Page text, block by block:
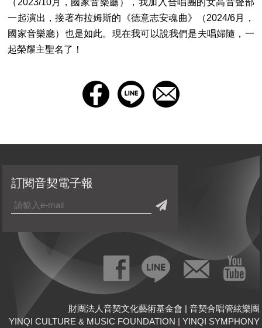
（2023/10月，國家音樂廳），我加入合唱團的女高音聲部
一起演出，接著布拉姆斯的《德意志安魂曲》（2024/6月，
國家音樂廳）也是如此。現在我可以說我們是夫唱婦隨，一
起榮耀主聖名了！
財團法人音契文化藝術基金會 | 音契合唱管絃樂團
YINQI CULTURE & MUSIC FOUNDATION | YINQI SYMPHONY
訂閱音契電子報